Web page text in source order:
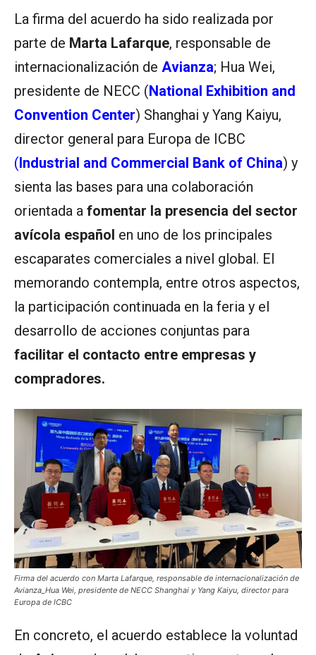
La firma del acuerdo ha sido realizada por
parte de Marta Lafarque, responsable de
internacionalización de Avianza; Hua Wei,
presidente de NECC (National Exhibition and
Convention Center) Shanghai y Yang Kaiyu,
director general para Europa de ICBC
(Industrial and Commercial Bank of China) y
sienta las bases para una colaboración
orientada a fomentar la presencia del sector
avícola español en uno de los principales
escaparates comerciales a nivel global. El
memorando contempla, entre otros aspectos,
la participación continuada en la feria y el
desarrollo de acciones conjuntas para
facilitar el contacto entre empresas y
compradores.
Firma del acuerdo con Marta Lafarque, responsable de internacionalización de
Avianza_Hua Wei, presidente de NECC Shanghai y Yang Kaiyu, director para
Europa de ICBC
En concreto, el acuerdo establece la voluntad